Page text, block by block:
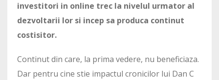
investitori in online trec la nivelul urmator al
dezvoltarii lor si incep sa produca continut
costisitor.
Continut din care, la prima vedere, nu beneficiaza.
Dar pentru cine stie impactul cronicilor lui Dan C